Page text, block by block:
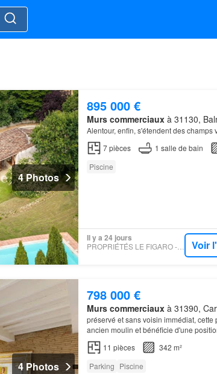
4 Photos
895 000 €
Murs commerciauxà 31130,
Alentour, enfin, s'étendent des champs
7pièces 1 salle de bain
Piscine
Il y a 24 jours
PROPRIÉTÉS LE FIGARO - PATRICE BESSE Voir
4 Photos
798 000 €
Murs commerciauxà 31390,
préservé et sans voisin immédiat,
ancien moulin et bénéficie d'une
campagne environnante et les
11 pièces
342 m²
Parking Piscine